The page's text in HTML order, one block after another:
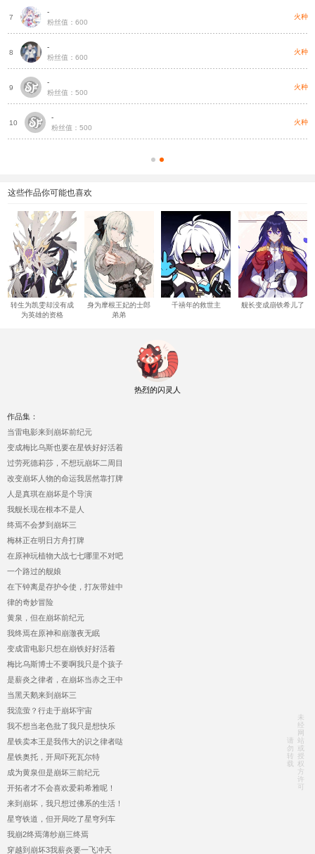
7
-
粉丝值：600
火种
8
-
粉丝值：600
火种
9
-
粉丝值：500
火种
10
-
粉丝值：500
火种
这些作品你可能也喜欢
转生为凯雯却没有成
为英雄的资格
身为摩根王妃的士郎
弟弟
千禧年的救世主 舰长变成崩铁希儿了
热烈的闪灵人
作品集：
当雷电影来到崩坏前纪元
变成梅比乌斯也要在星铁好好活着
过劳死德莉莎，不想玩崩坏二周目
改变崩坏人物的命运我居然靠打牌
人是真琪在崩坏是个导演
我舰长现在根本不是人
终焉不会梦到崩坏三
梅林正在明日方舟打牌
在原神玩植物大战七七哪里不对吧
一个路过的舰娘
在下钟离是存护令使，打灰带娃中
律的奇妙冒险
黄泉，但在崩坏前纪元
我终焉在原神和崩澈夜无眠
变成雷电影只想在崩铁好好活着
梅比乌斯博士不要啊我只是个孩子
是薪炎之律者，在崩坏当赤之王中
当黑天鹅来到崩坏三
我流萤？行走于崩坏宇宙
我不想当老色批了我只是想快乐
星铁卖本王是我伟大的识之律者哒
星铁奥托，开局吓死瓦尔特
成为黄泉但是崩坏三前纪元
开拓者才不会喜欢爱莉希雅呢！
来到崩坏，我只想过佛系的生活！
星穹铁道，但开局吃了星穹列车
我崩2终焉薄纱崩三终焉
穿越到崩坏3我薪炎要一飞冲天
请
勿
转
载
未
经
网
站
或
授
权
方
许
可